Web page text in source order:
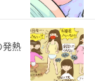
発熱